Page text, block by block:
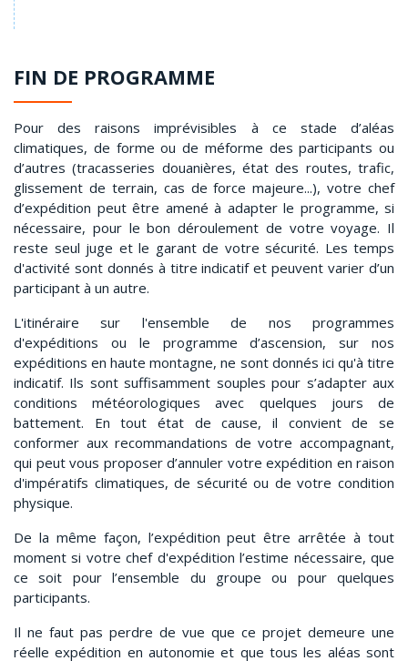
FIN DE PROGRAMME
Pour des raisons imprévisibles à ce stade d’aléas
climatiques, de forme ou de méforme des participants ou
d’autres (tracasseries douanières, état des routes, trafic,
glissement de terrain, cas de force majeure...), votre chef
d’expédition peut être amené à adapter le programme, si
nécessaire, pour le bon déroulement de votre voyage. Il
reste seul juge et le garant de votre sécurité. Les temps
d'activité sont donnés à titre indicatif et peuvent varier d’un
participant à un autre.
L'itinéraire sur l'ensemble de nos programmes
d'expéditions ou le programme d’ascension, sur nos
expéditions en haute montagne, ne sont donnés ici qu'à titre
indicatif. Ils sont suffisamment souples pour s’adapter aux
conditions météorologiques avec quelques jours de
battement. En tout état de cause, il convient de se
conformer aux recommandations de votre accompagnant,
qui peut vous proposer d’annuler votre expédition en raison
d'impératifs climatiques, de sécurité ou de votre condition
physique.
De la même façon, l’expédition peut être arrêtée à tout
moment si votre chef d'expédition l’estime nécessaire, que
ce soit pour l’ensemble du groupe ou pour quelques
participants.
Il ne faut pas perdre de vue que ce projet demeure une
réelle expédition en autonomie et que tous les aléas sont